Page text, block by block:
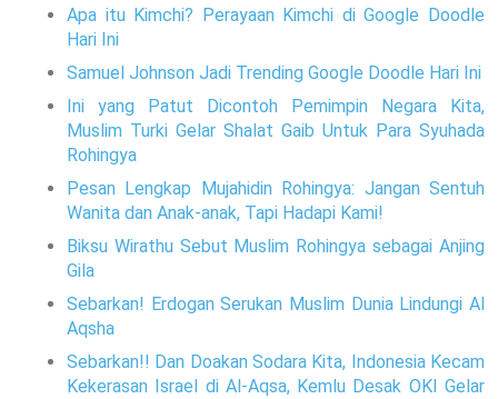
Apa itu Kimchi? Perayaan Kimchi di Google Doodle
Hari Ini
Samuel Johnson Jadi Trending Google Doodle Hari Ini
Ini yang Patut Dicontoh Pemimpin Negara Kita,
Muslim Turki Gelar Shalat Gaib Untuk Para Syuhada
Rohingya
Pesan Lengkap Mujahidin Rohingya: Jangan Sentuh
Wanita dan Anak-anak, Tapi Hadapi Kami!
Biksu Wirathu Sebut Muslim Rohingya sebagai Anjing
Gila
Sebarkan! Erdogan Serukan Muslim Dunia Lindungi Al
Aqsha
Sebarkan!! Dan Doakan Sodara Kita, Indonesia Kecam
Kekerasan Israel di Al-Aqsa, Kemlu Desak OKI Gelar